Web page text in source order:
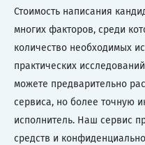
Стоимость написания
многих факторов, среди
количество необходимых
практических
можете предварительно
сервиса, но более точную
исполнитель. Наш сервис
средств и